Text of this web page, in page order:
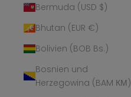
Bermuda (USD $)
Bhutan (EUR €)
Bolivien (BOB Bs.)
Bosnien und
Herzegowina (BAM КМ)